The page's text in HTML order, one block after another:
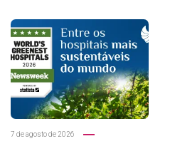
7 de agosto de 2026